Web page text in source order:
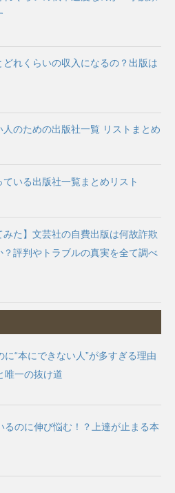
どれくらいの収入になるの？出版は
人のための出版社一覧 リストまとめ
ている出版社一覧まとめリスト
みた】文芸社の自費出版は何故詐欺
？評判やトラブルの真実を全て調べ
に“本にできない人”が多すぎる理由
唯一の抜け道
るのに伸び悩む！？上達が止まる本